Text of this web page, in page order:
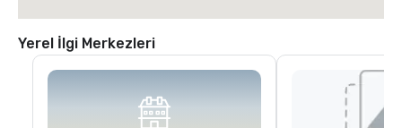
Yerel İlgi Merkezleri